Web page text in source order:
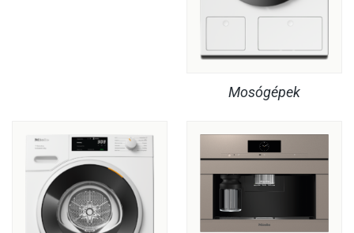
Mosógépek